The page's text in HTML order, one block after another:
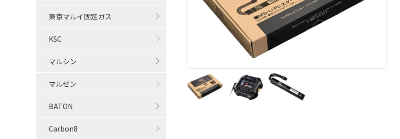
東京マルイ固定ガス
KSC
マルシン
マルゼン
BATON
Carbon8